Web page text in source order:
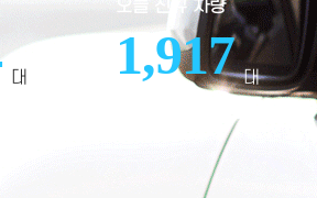
대
오늘 신규 차량
1,917대